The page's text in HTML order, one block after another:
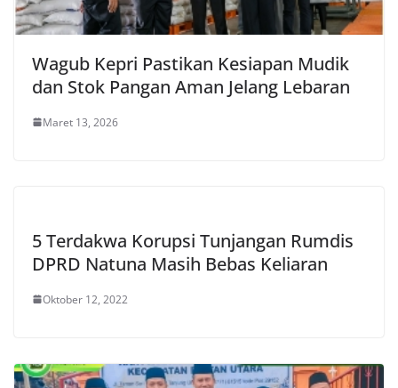
Wagub Kepri Pastikan Kesiapan Mudik
dan Stok Pangan Aman Jelang Lebaran
Maret 13, 2026
5 Terdakwa Korupsi Tunjangan Rumdis
DPRD Natuna Masih Bebas Keliaran
Oktober 12, 2022